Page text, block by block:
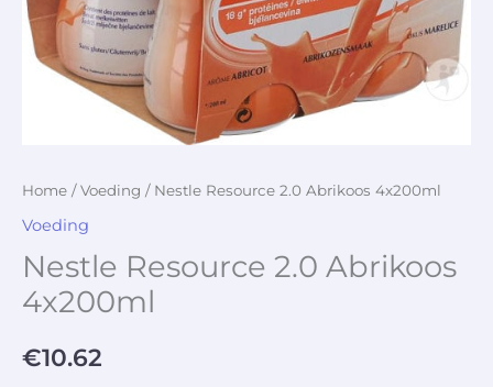
Home /Voeding / Nestle Resource 2.0 Abrikoos 4x200ml
Voeding
Nestle Resource 2.0 Abrikoos
4x200ml
€10.62